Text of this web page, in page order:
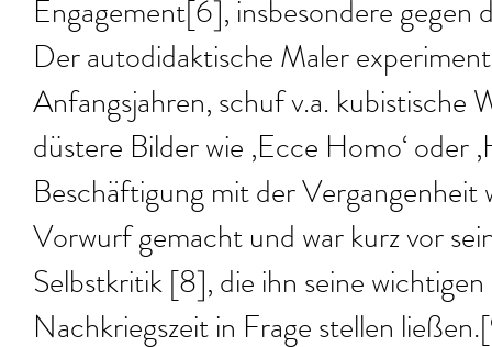
Engagement[6], insbesondere gegen
Der autodidaktische Maler
Anfangsjahren, schuf v.a. kubistische
düstere Bilder wie ‚Ecce Homo‘ oder
Beschäftigung mit der Vergangenheit
Vorwurf gemacht und war kurz vor
Selbstkritik [8], die ihn seine
Nachkriegszeit in Frage stellen